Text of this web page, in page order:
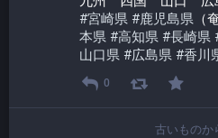
#宮崎県 #鹿児島県 （
本県 #高知県 #長崎県
山口県 #広島県 #香川
0
古いものか